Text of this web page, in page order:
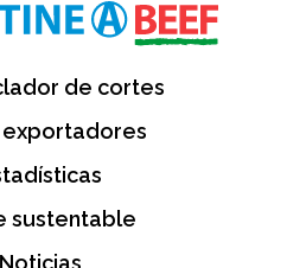
de cortes
exportadores
sustentable
Noticias